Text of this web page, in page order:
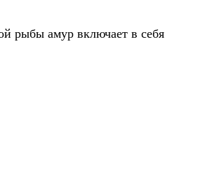
рыбы амур включает в себя